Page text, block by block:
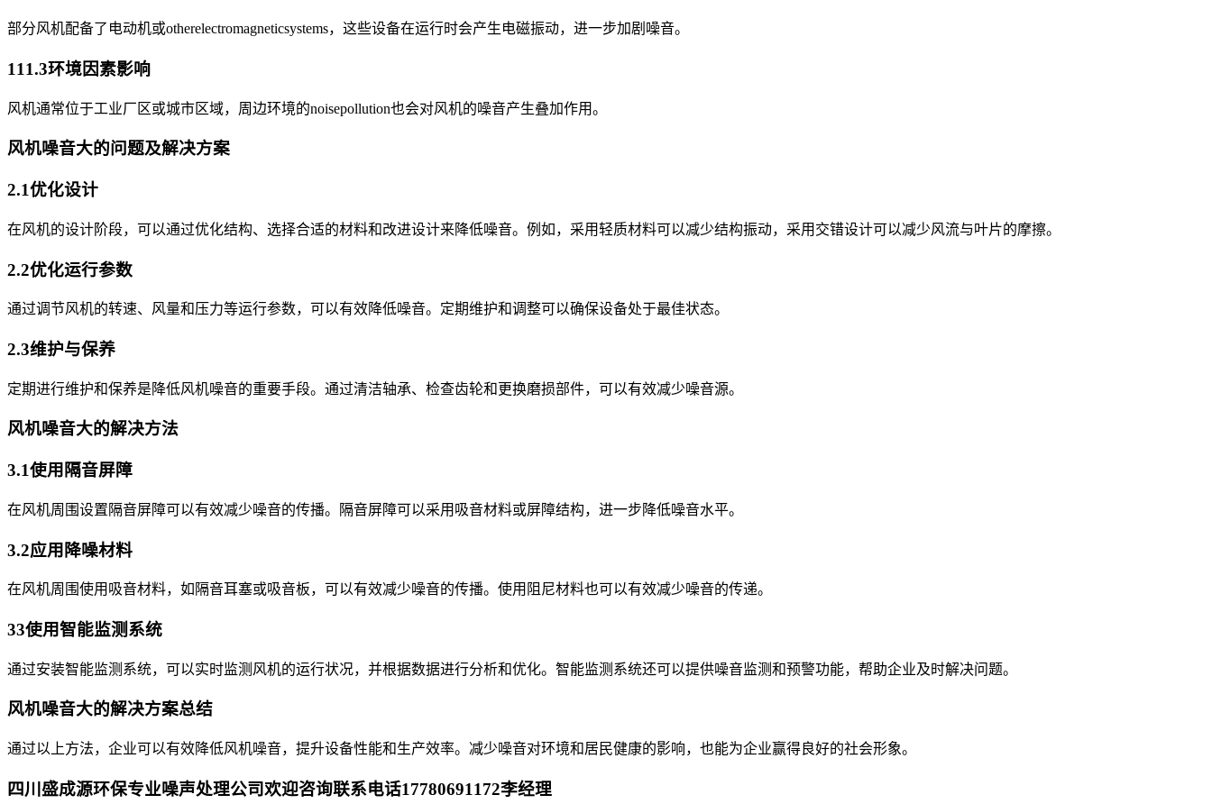
部分风机配备了电动机或otherelectromagneticsystems，这些设备在运行时会产生电磁振动，进一步加剧噪音。
111.3环境因素影响
风机通常位于工业厂区或城市区域，周边环境的noisepollution也会对风机的噪音产生叠加作用。
风机噪音大的问题及解决方案
2.1优化设计
在风机的设计阶段，可以通过优化结构、选择合适的材料和改进设计来降低噪音。例如，采用轻质材料可以减少结构振动，采用交错设计可以减少风流与叶片的摩擦。
2.2优化运行参数
通过调节风机的转速、风量和压力等运行参数，可以有效降低噪音。定期维护和调整可以确保设备处于最佳状态。
2.3维护与保养
定期进行维护和保养是降低风机噪音的重要手段。通过清洁轴承、检查齿轮和更换磨损部件，可以有效减少噪音源。
风机噪音大的解决方法
3.1使用隔音屏障
在风机周围设置隔音屏障可以有效减少噪音的传播。隔音屏障可以采用吸音材料或屏障结构，进一步降低噪音水平。
3.2应用降噪材料
在风机周围使用吸音材料，如隔音耳塞或吸音板，可以有效减少噪音的传播。使用阻尼材料也可以有效减少噪音的传递。
33使用智能监测系统
通过安装智能监测系统，可以实时监测风机的运行状况，并根据数据进行分析和优化。智能监测系统还可以提供噪音监测和预警功能，帮助企业及时解决问题。
风机噪音大的解决方案总结
通过以上方法，企业可以有效降低风机噪音，提升设备性能和生产效率。减少噪音对环境和居民健康的影响，也能为企业赢得良好的社会形象。
四川盛成源环保专业噪声处理公司欢迎咨询联系电话17780691172李经理